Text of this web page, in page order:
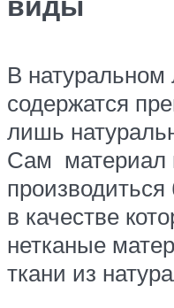
В
содержатся
лишь
Сам материал
в качестве
нетканые
ткани из